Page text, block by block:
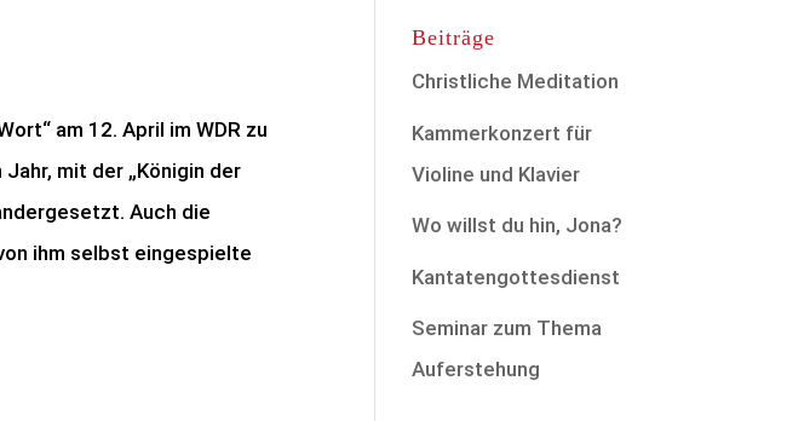
am 12. April im WDR zu
mit der „Königin der
Auch die
ihm selbst eingespielte
Beiträge
Christliche Meditation
Kammerkonzert für
Violine und Klavier
Wo willst du hin, Jona?
Kantatengottesdienst
Seminar zum Thema
Auferstehung